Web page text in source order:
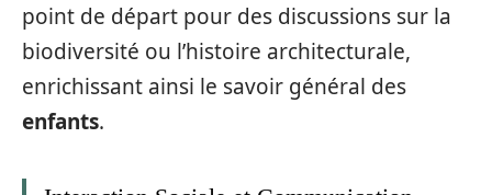
point de départ pour des discussions sur la
biodiversité ou l’histoire architecturale,
enrichissant ainsi le savoir général des
enfants.